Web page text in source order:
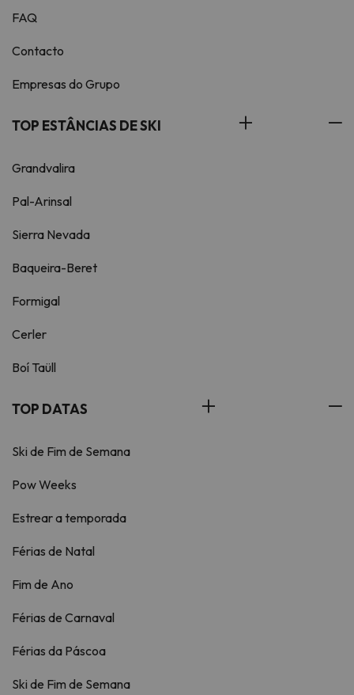
FAQ
Contacto
Empresas do Grupo
TOP ESTÂNCIAS DE SKI
Grandvalira
Pal-Arinsal
Sierra Nevada
Baqueira-Beret
Formigal
Cerler
Boí Taüll
TOP DATAS
Ski de Fim de Semana
Pow Weeks
Estrear a temporada
Férias de Natal
Fim de Ano
Férias de Carnaval
Férias da Páscoa
Ski de Fim de Semana